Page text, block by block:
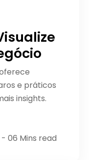
e práticos
insights.
06 Mins read